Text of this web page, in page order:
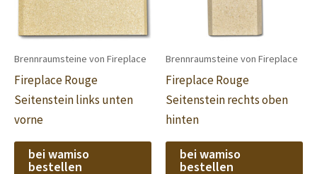
Brennraumsteine von Fireplace
Fireplace Rouge
Seitenstein links unten
vorne
bei wamiso
bestellen
Brennraumsteine von Fireplace
Fireplace Rouge
Seitenstein rechts oben
hinten
bei wamiso
bestellen